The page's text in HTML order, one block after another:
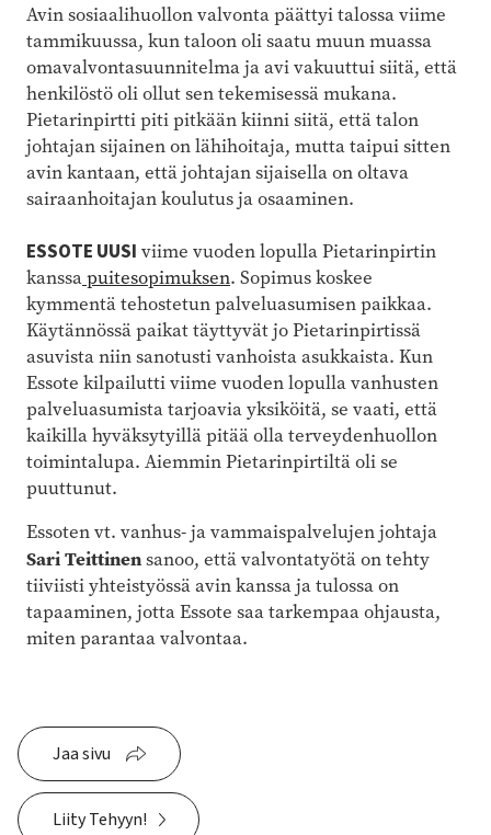
Avin sosiaalihuollon valvonta päättyi talossa viime
tammikuussa, kun taloon oli saatu muun muassa
omavalvontasuunnitelma ja avi vakuuttui siitä, että
henkilöstö oli ollut sen tekemisessä mukana.
Pietarinpirtti piti pitkään kiinni siitä, että talon
johtajan sijainen on lähihoitaja, mutta taipui sitten
avin kantaan, että johtajan sijaisella on oltava
sairaanhoitajan koulutus ja osaaminen.
ESSOTE UUSI viime vuoden lopulla Pietarinpirtin
kanssapuitesopimuksen. Sopimus koskee
kymmentä tehostetun palveluasumisen paikkaa.
Käytännössä paikat täyttyvät jo Pietarinpirtissä
asuvista niin sanotusti vanhoista asukkaista. Kun
Essote kilpailutti viime vuoden lopulla vanhusten
palveluasumista tarjoavia yksiköitä, se vaati, että
kaikilla hyväksytyillä pitää olla terveydenhuollon
toimintalupa. Aiemmin Pietarinpirtiltä oli se
puuttunut.
Essoten vt. vanhus- ja vammaispalvelujen johtaja
Sari Teittinensanoo, että valvontatyötä on tehty
tiiviisti yhteistyössä avin kanssa ja tulossa on
tapaaminen, jotta Essote saa tarkempaa ohjausta,
miten parantaa valvontaa.
Jaa sivu
Liity Tehyyn!